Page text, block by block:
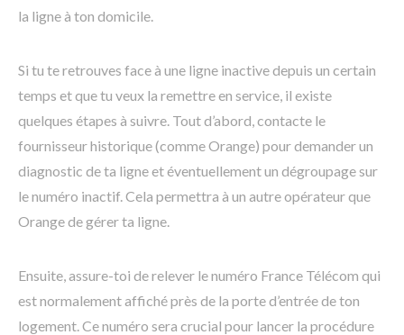
la ligne à ton domicile.
Si tu te retrouves face à une ligne inactive depuis un certain
temps et que tu veux la remettre en service, il existe
quelques étapes à suivre. Tout d’abord, contacte le
fournisseur historique (comme Orange) pour demander un
diagnostic de ta ligne et éventuellement un dégroupage sur
le numéro inactif. Cela permettra à un autre opérateur que
Orange de gérer ta ligne.
Ensuite, assure-toi de relever le numéro France Télécom qui
est normalement affiché près de la porte d’entrée de ton
logement. Ce numéro sera crucial pour lancer la procédure